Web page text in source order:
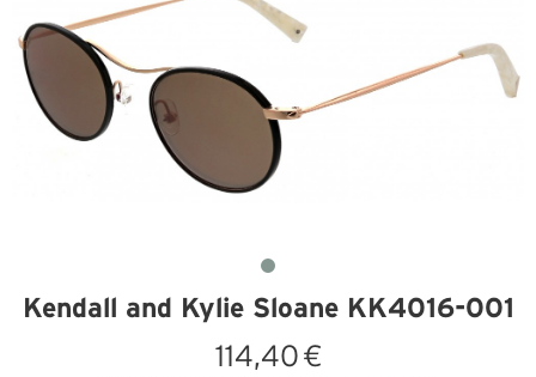
Kendall and Kylie Sloane KK4016-001
114,40 €